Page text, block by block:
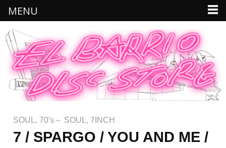
SOUL , 70's～ SOUL , 7INCH
7 / SPARGO / YOU AND ME /
MENU